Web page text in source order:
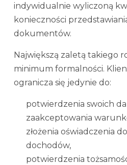
indywidualnie wyliczoną
konieczności
dokumentów.
Największą zaletą takiego
minimum formalności.
ogranicza się jedynie do:
potwierdzenia swoich
zaakceptowania
złożenia oświadczenia
dochodów,
potwierdzenia